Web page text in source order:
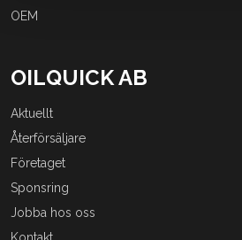
OEM
OILQUICK AB
Aktuellt
Återförsäljare
Företaget
Sponsring
Jobba hos oss